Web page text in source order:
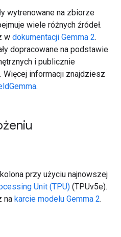
wytrenowane na zbiorze
wiele różnych źródeł.
w dokumentacji Gemma 2.
dopracowane na podstawie
i publicznie
Więcej informacji znajdziesz
.
przy użyciu najnowszej
Unit (TPU) (TPUv5e).
na karcie modelu Gemma 2.